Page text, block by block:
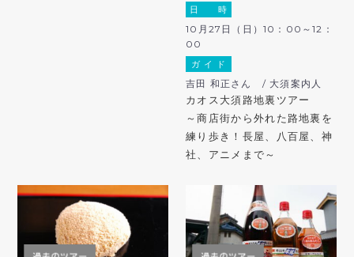
日 時
10月27日（日）10：00～12：
00
ガ イ ド
吉田 和正さん / 大須案内人
カオス大須路地裏ツアー
～商店街から外れた路地裏を
練り歩き！長屋、八百屋、神
社、アニメまで～